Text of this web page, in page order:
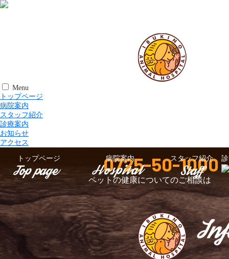
Menu
トップページ
病院案内
スタッフ紹介
診療案内
お知らせ
アクセス
0725-50-1000
ペットの健康についてのご相談は
トップページ 病院案内 スタッフ紹介